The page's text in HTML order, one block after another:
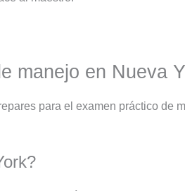
manejo en Nueva
para el examen práctico de